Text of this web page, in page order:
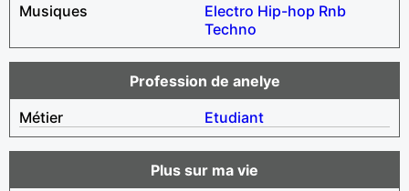
Musiques
Electro Hip-hop Rnb
Techno
Profession de anelye
Métier
Etudiant
Plus sur ma vie